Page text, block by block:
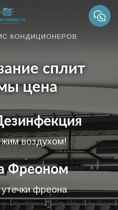
КОНДИЦИОНЕРОВ
сплит
цена
воздухом!
Фреоном
фреона